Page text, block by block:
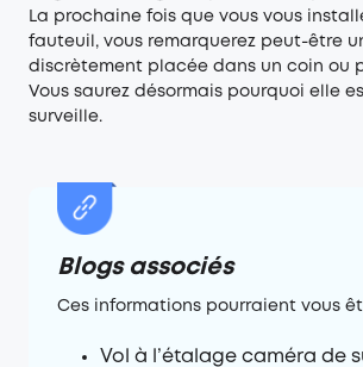
La prochaine fois que vous vous
fauteuil, vous remarquerez peut-être
discrètement placée dans un coin ou
Vous saurez désormais pourquoi elle
surveille.
Blogs associés
Ces informations pourraient vous
Vol à l’étalage caméra de